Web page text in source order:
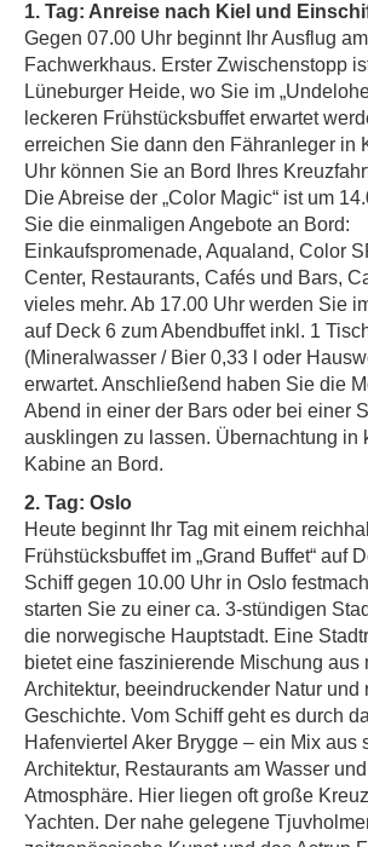
1. Tag: Anreise nach Kiel und
Gegen 07.00 Uhr beginnt Ihr Ausflug
Fachwerkhaus. Erster Zwischenstopp
Lüneburger Heide, wo Sie im
leckeren Frühstücksbuffet erwartet
erreichen Sie dann den Fähranleger in
Uhr können Sie an Bord Ihres
Die Abreise der „Color Magic“ ist um
Sie die einmaligen Angebote an Bord:
Einkaufspromenade, Aqualand, Color
Center, Restaurants, Cafés und Bars,
vieles mehr. Ab 17.00 Uhr werden Sie
auf Deck 6 zum Abendbuffet inkl. 1
(Mineralwasser / Bier 0,33 l oder
erwartet. Anschließend haben Sie die
Abend in einer der Bars oder bei einer
ausklingen zu lassen. Übernachtung in
Kabine an Bord.
2. Tag: Oslo
Heute beginnt Ihr Tag mit einem
Frühstücksbuffet im „Grand Buffet“ auf
Schiff gegen 10.00 Uhr in Oslo
starten Sie zu einer ca. 3-stündigen
die norwegische Hauptstadt. Eine
bietet eine faszinierende Mischung aus
Architektur, beeindruckender Natur und
Geschichte. Vom Schiff geht es durch
Hafenviertel Aker Brygge – ein Mix aus
Architektur, Restaurants am Wasser
Atmosphäre. Hier liegen oft große
Yachten. Der nahe gelegene